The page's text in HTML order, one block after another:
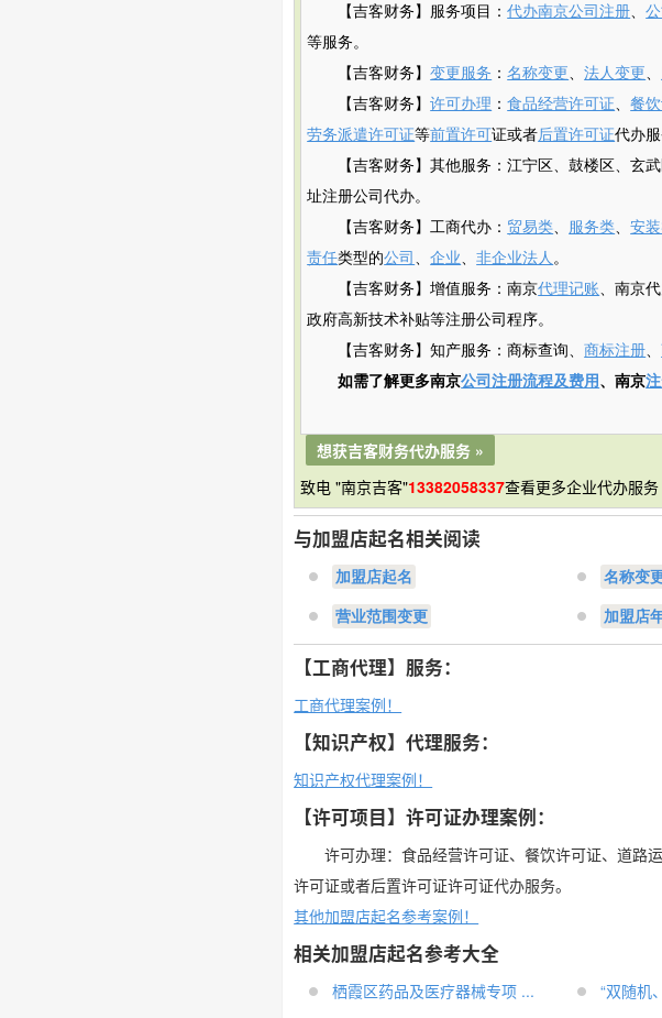
【吉客财务】服务项目：代办南京公司注册、
等服务。
【吉客财务】变更服务 ：名称变更、法人变更、
【吉客财务】许可办理 ：食品经营许可证、餐
劳务派遣许可证等前置许可证或者后置许可证代办服
【吉客财务】其他服务：江宁区、鼓楼区、玄
址注册公司代办。
【吉客财务】工商代办： 贸易类、 服务类、安
责任类型的公司 、企业、非企业法人。
【吉客财务】增值服务：南京代理记账、南京
政府高新技术补贴等注册公司程序。
【吉客财务】知产服务：商标查询、商标注册、
如需了解更多南京公司注册流程及费用、南京
想获吉客财务代办服务 »
致电 "南京吉客"13382058337查看更多企业代办服务
与加盟店起名相关阅读
加盟店起名 名称变
营业范围变更 加盟店
【工商代理】服务：
工商代理案例！
【知识产权】代理服务：
知识产权代理案例！
【许可项目】许可证办理案例：
许可办理：食品经营许可证、餐饮许可证、道路
许可证或者后置许可证许可证代办服务。
其他加盟店起名参考案例！
相关加盟店起名参考大全
栖霞区药品及医疗器械专项 ... “双随机